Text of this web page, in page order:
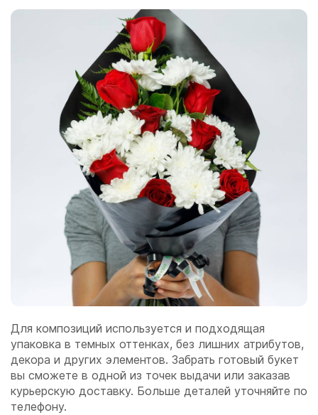
Для композиций используется и подходящая
упаковка в темных оттенках, без лишних атрибутов,
декора и других элементов. Забрать готовый букет
вы сможете в одной из точек выдачи или заказав
курьерскую доставку. Больше деталей уточняйте по
телефону.